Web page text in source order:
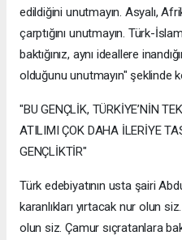
edildiğini unutmayın. Asyalı,
çarptığını unutmayın. Türk-
baktığınız, aynı ideallere
olduğunu unutmayın" şeklinde
"BU GENÇLİK, TÜRKİYE’NİN
ATILIMI ÇOK DAHA İLERİYE
GENÇLİKTİR"
Türk edebiyatının usta şairi
karanlıkları yırtacak nur olun
olun siz. Çamur sıçratanlara